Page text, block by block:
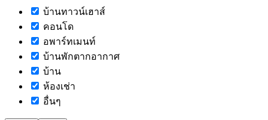
บ้านทาวน์เฮาส์
คอนโด
อพาร์ทเมนท์
บ้านพักตากอากาศ
บ้าน
ห้องเช่า
อื่นๆ